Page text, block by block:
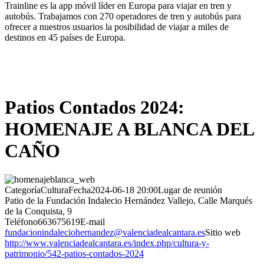
Trainline es la app móvil líder en Europa para viajar en tren y
autobús. Trabajamos con 270 operadores de tren y autobús para
ofrecer a nuestros usuarios la posibilidad de viajar a miles de
destinos en 45 países de Europa.
Patios Contados 2024:
HOMENAJE A BLANCA DEL
CAÑO
CategoríaCulturaFecha2024-06-18 20:00Lugar de reunión
Patio de la Fundación Indalecio Hernández Vallejo, Calle Marqués
de la Conquista, 9
Teléfono663675619E-mail
fundacionindaleciohernandez@valenciadealcantara.esSitio web
http://www.valenciadealcantara.es/index.php/cultura-y-
patrimonio/542-patios-contados-2024